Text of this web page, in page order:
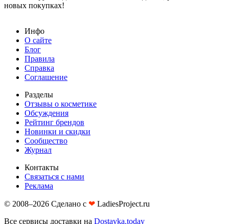
новых покупках!
Инфо
О сайте
Блог
Правила
Справка
Соглашение
Разделы
Отзывы о косметике
Обсуждения
Рейтинг брендов
Новинки и скидки
Сообщество
Журнал
Контакты
Связаться с нами
Реклама
© 2008–2026 Сделано с ❤︎ LadiesProject.ru
Все сервисы доставки на Dostavka.today